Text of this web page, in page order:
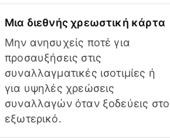
Μια διεθνής χρεωστική κάρτα
Μην ανησυχείς ποτέ για
προσαυξήσεις στις
συναλλαγματικές ισοτιμίες ή
για υψηλές χρεώσεις
συναλλαγών όταν ξοδεύεις στο
εξωτερικό.